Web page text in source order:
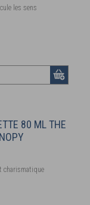
les sens
80 ML THE
charismatique